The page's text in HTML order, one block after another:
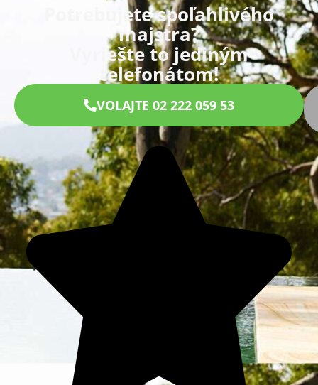
Potrebujete spoľahlivého
majstra?
Vyriešte to jediným
telefonátom!
VOLAJTE 02 222 059 53